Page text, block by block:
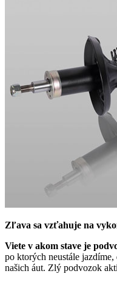
Zľava sa vzťahuje na
Viete v akom stave je
po ktorých neustále
našich áut. Zlý podvozok